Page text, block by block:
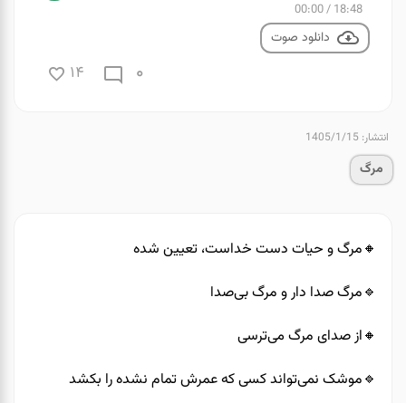
18:48
/
00:00
دانلود صوت
0
14
انتشار: 1405/1/15
مرگ
🔸️مرگ و حیات دست خداست، تعیین شده
🔹️مرگ‌ صدا دار و مرگ بی‌صدا
🔸️از صدای مرگ می‌ترسی
🔹️موشک نمی‌تواند کسی که عمرش تمام نشده را بکشد